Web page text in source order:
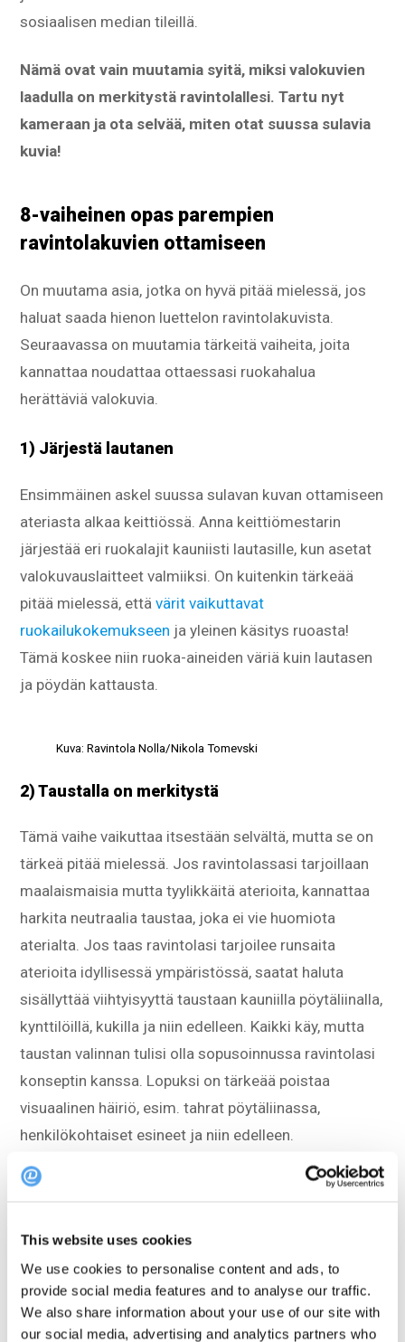
This website uses cookies
We use cookies to personalise content and ads, to
provide social media features and to analyse our traffic.
We also share information about your use of our site with
our social media, advertising and analytics partners who
sosiaalisen median tileillä.
Nämä ovat vain muutamia syitä, miksi valokuvien
laadulla on merkitystä ravintolallesi. Tartu nyt
kameraan ja ota selvää, miten otat suussa sulavia
kuvia!
8-vaiheinen opas parempien
ravintolakuvien ottamiseen
On muutama asia, jotka on hyvä pitää mielessä, jos
haluat saada hienon luettelon ravintolakuvista.
Seuraavassa on muutamia tärkeitä vaiheita, joita
kannattaa noudattaa ottaessasi ruokahalua
herättäviä valokuvia.
1) Järjestä lautanen
Ensimmäinen askel suussa sulavan kuvan ottamiseen
ateriasta alkaa keittiössä. Anna keittiömestarin
järjestää eri ruokalajit kauniisti lautasille, kun asetat
valokuvauslaitteet valmiiksi. On kuitenkin tärkeää
pitää mielessä, ettävärit vaikuttavat
ruokailukokemukseen ja yleinen käsitys ruoasta!
Tämä koskee niin ruoka-aineiden väriä kuin lautasen
ja pöydän kattausta.
Kuva: Ravintola Nolla/Nikola Tomevski
2) Taustalla on merkitystä
Tämä vaihe vaikuttaa itsestään selvältä, mutta se on
tärkeä pitää mielessä. Jos ravintolassasi tarjoillaan
maalaismaisia mutta tyylikkäitä aterioita, kannattaa
harkita neutraalia taustaa, joka ei vie huomiota
aterialta. Jos taas ravintolasi tarjoilee runsaita
aterioita idyllisessä ympäristössä, saatat haluta
sisällyttää viihtyisyyttä taustaan kauniilla pöytäliinalla,
kynttilöillä, kukilla ja niin edelleen. Kaikki käy, mutta
taustan valinnan tulisi olla sopusoinnussa ravintolasi
konseptin kanssa. Lopuksi on tärkeää poistaa
visuaalinen häiriö, esim. tahrat pöytäliinassa,
henkilökohtaiset esineet ja niin edelleen.